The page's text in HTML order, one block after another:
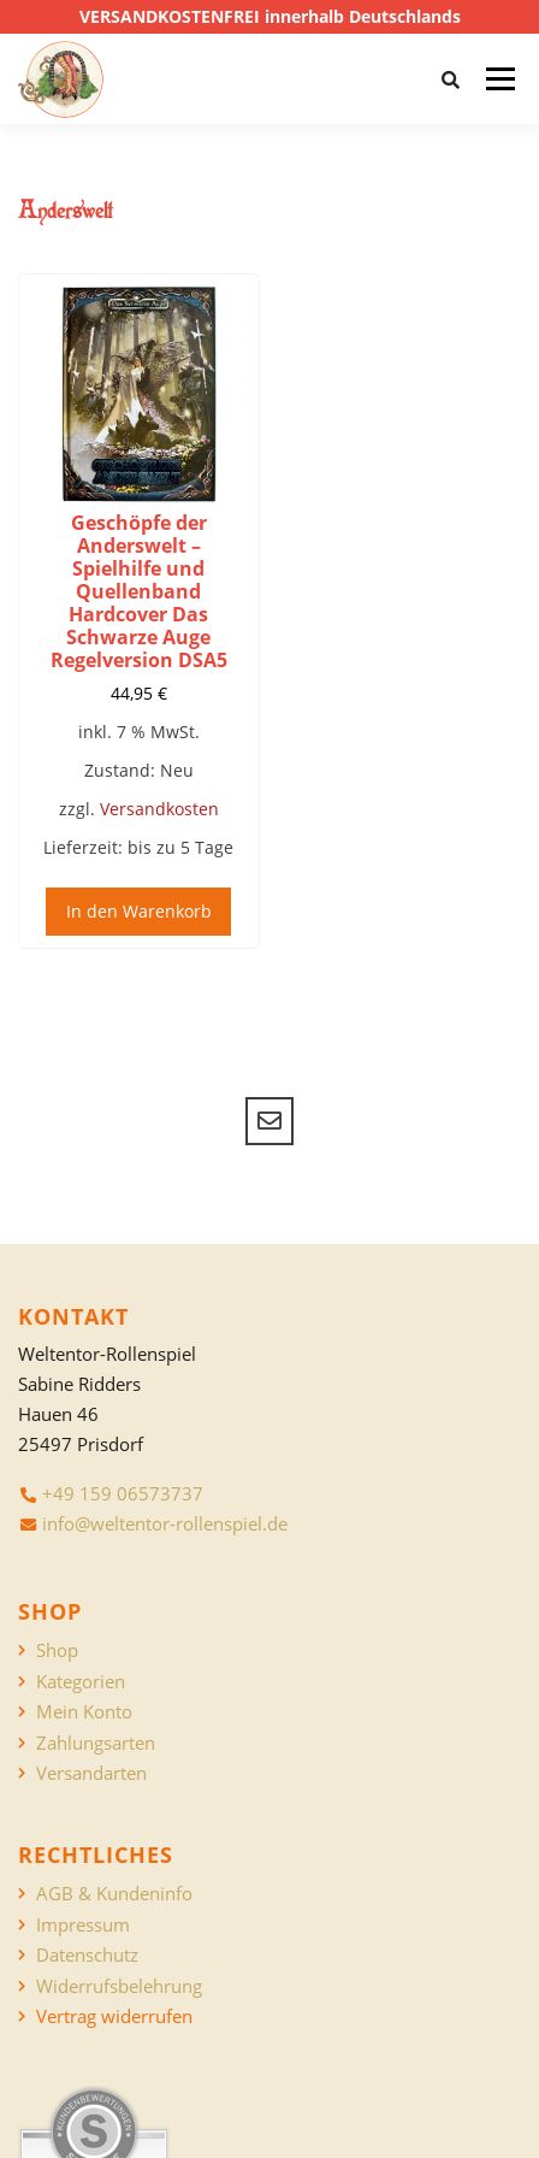
VERSANDKOSTENFREI innerhalb Deutschlands
Menü
SONSTIGE
Anderswelt
Geschöpfe der
Anderswelt –
Spielhilfe und
Quellenband
Hardcover Das
Schwarze Auge
Regelversion DSA5
44,95 €
inkl. 7 % MwSt.
Zustand: Neu
zzgl. Versandkosten
Lieferzeit: bis zu 5 Tage
In den Warenkorb
KONTAKT
Weltentor-Rollenspiel
Sabine Ridders
Hauen 46
25497 Prisdorf
+49 159 06573737
info@weltentor-rollenspiel.de
SHOP
Shop
Kategorien
Mein Konto
Zahlungsarten
Versandarten
RECHTLICHES
AGB & Kundeninfo
Impressum
Datenschutz
Widerrufsbelehrung
Vertrag widerrufen